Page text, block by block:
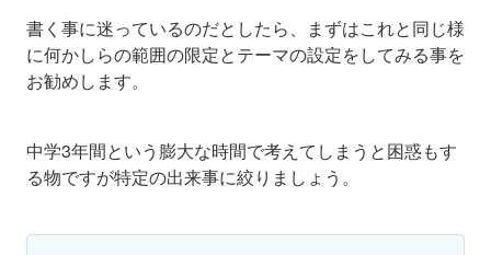
書く事に迷っているのだとしたら、まずはこれと同じ様
に何かしらの範囲の限定とテーマの設定をしてみる事を
お勧めします。
中学3年間という膨大な時間で考えてしまうと困惑もす
る物ですが特定の出来事に絞りましょう。